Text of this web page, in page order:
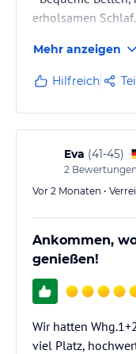
erholsamen Schlaf.
und durchdachte
- Modernes Bad
eleganten
Mehr anzeigen
Hilfreich
Eva (41-45)
2 Bewertungen
Vor 2 Monaten •
Ankommen,
genießen!
Wir hatten
viel Platz,